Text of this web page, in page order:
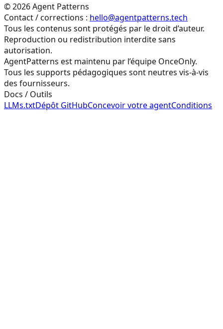
©2026Agent Patterns
Contact / corrections : hello@agentpatterns.tech
Tous les contenus sont protégés par le droit d’auteur.
Reproduction ou redistribution interdite sans
autorisation.
AgentPatterns est maintenu par l’équipe OnceOnly.
Tous les supports pédagogiques sont neutres vis-à-vis
des fournisseurs.
Docs / Outils
LLMs.txtDépôt GitHubConcevoir votre agentConditions